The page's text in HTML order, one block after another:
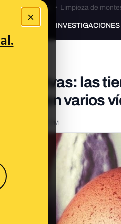
×
Bulos Ceuta • Limpieza de
INVESTIGACIONES
gustativas: las
varios
25, 2021, 2:20:07 PM